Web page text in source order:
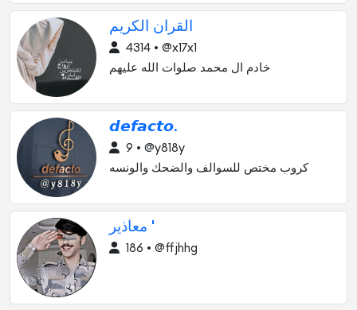
القران الكريم
4314 • @x17x1
خادم ال محمد صلوات الله عليهم
𝙙𝙚𝙛𝙖𝙘𝙩𝙤.
9 • @y818y
كروب مختص للسوالف والضحك والونسه
معاذير '
186 • @ffjhhg